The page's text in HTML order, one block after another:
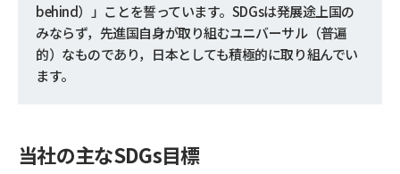
behind）」ことを誓っています。SDGsは発展途上国の
みならず，先進国自身が取り組むユニバーサル（普遍
的）なものであり，日本としても積極的に取り組んでい
ます。
当社の主なSDGs目標